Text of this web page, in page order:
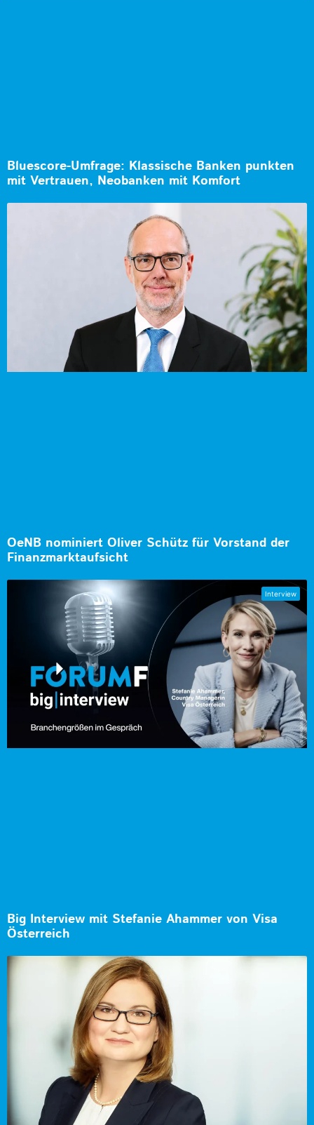
Bluescore-Umfrage: Klassische Banken punkten
mit Vertrauen, Neobanken mit Komfort
OeNB nominiert Oliver Schütz für Vorstand der
Finanzmarktaufsicht
Big Interview mit Stefanie Ahammer von Visa
Österreich